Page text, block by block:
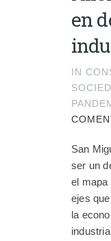
en
IN
San
ser un
el mapa
ejes
la